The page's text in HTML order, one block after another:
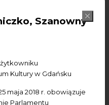
Szanowny
Kultury w Gdańsku
maja 2018 r. obowiązuje
Parlamentu
przedstawia: